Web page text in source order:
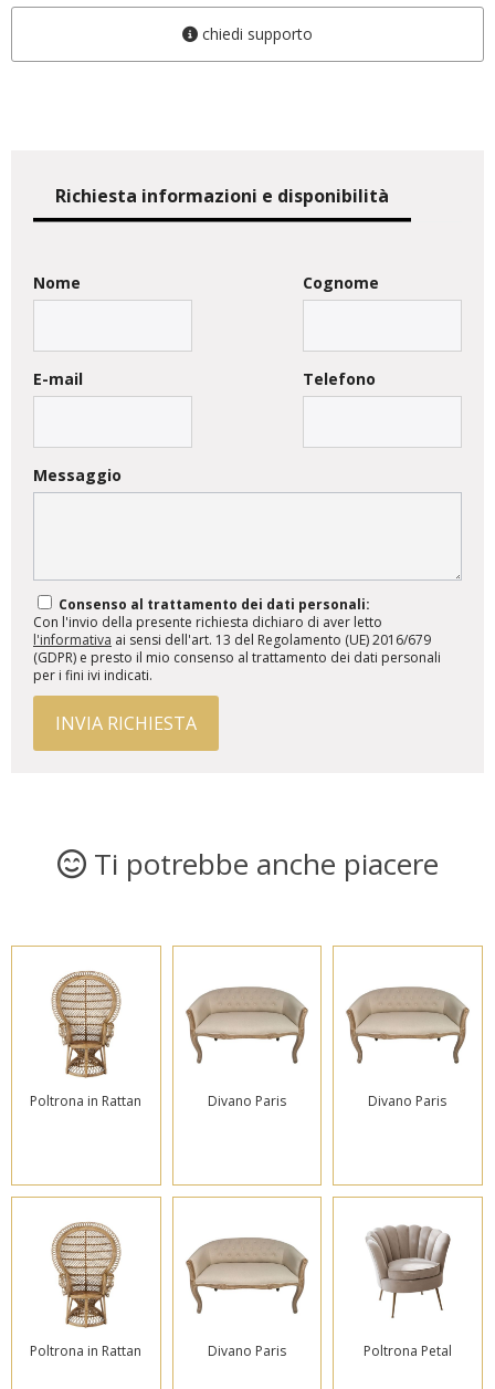
chiedi supporto
Richiesta informazioni e disponibilità
Nome Cognome
E-mail Telefono
Messaggio
Consenso al trattamento dei dati personali:
Con l'invio della presente richiesta dichiaro di aver letto
l'informativa ai sensi dell'art. 13 del Regolamento (UE) 2016/679
(GDPR) e presto il mio consenso al trattamento dei dati personali
per i fini ivi indicati.
INVIA RICHIESTA
Ti potrebbe anche piacere
Poltrona in Rattan Divano Paris Divano Paris
Poltrona in Rattan Divano Paris Poltrona Petal